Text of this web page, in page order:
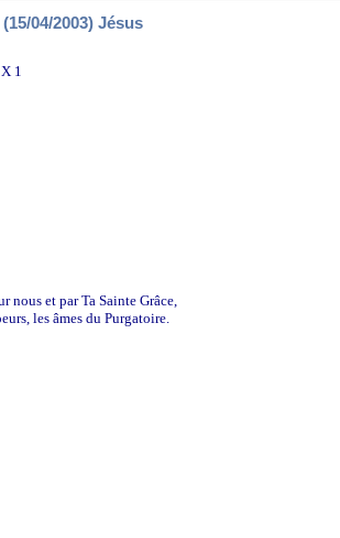
04/2003) Jésus
1
nous et par Ta Sainte Grâce,
les âmes du Purgatoire.